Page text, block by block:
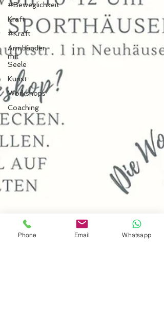
#Beweglichkeit
Kraft
#Kraft
Armbänder
mit
Seele
Kunst
Workshops
Coaching
Phone Email Whatsapp